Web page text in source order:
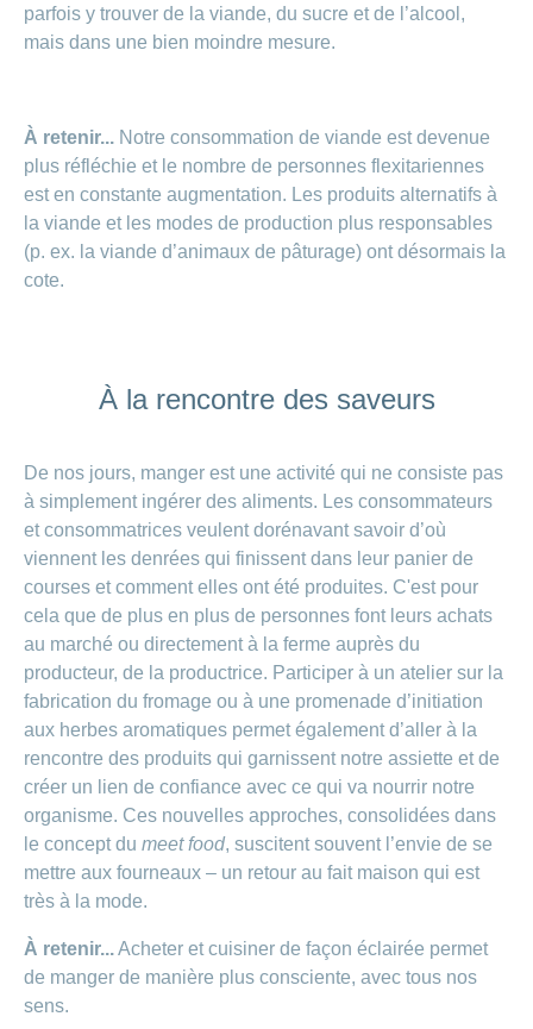
parfois y trouver de la viande, du sucre et de l’alcool,
mais dans une bien moindre mesure.
À retenir... Notre consommation de viande est devenue
plus réfléchie et le nombre de personnes flexitariennes
est en constante augmentation. Les produits alternatifs à
la viande et les modes de production plus responsables
(p. ex. la viande d’animaux de pâturage) ont désormais la
cote.
À la rencontre des saveurs
De nos jours, manger est une activité qui ne consiste pas
à simplement ingérer des aliments. Les consommateurs
et consommatrices veulent dorénavant savoir d’où
viennent les denrées qui finissent dans leur panier de
courses et comment elles ont été produites. C'est pour
cela que de plus en plus de personnes font leurs achats
au marché ou directement à la ferme auprès du
producteur, de la productrice. Participer à un atelier sur la
fabrication du fromage ou à une promenade d’initiation
aux herbes aromatiques permet également d’aller à la
rencontre des produits qui garnissent notre assiette et de
créer un lien de confiance avec ce qui va nourrir notre
organisme. Ces nouvelles approches, consolidées dans
le concept du meet food, suscitent souvent l’envie de se
mettre aux fourneaux – un retour au fait maison qui est
très à la mode.
À retenir...Acheter et cuisiner de façon éclairée permet
de manger de manière plus consciente, avec tous nos
sens.